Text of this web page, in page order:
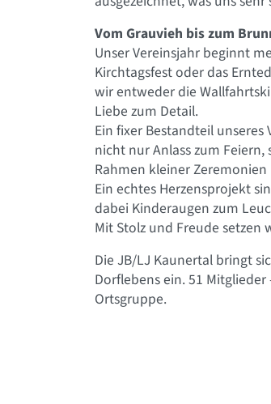
Vom Grauvieh bis zum
Unser Vereinsjahr beginnt
Kirchtagsfest oder das
wir entweder die
Liebe zum Detail.
Ein fixer Bestandteil
nicht nur Anlass zum
Rahmen kleiner
Ein echtes Herzensprojekt
dabei Kinderaugen zum
Mit Stolz und Freude setzen
Die JB/LJ Kaunertal bringt
Dorflebens ein. 51
Ortsgruppe.